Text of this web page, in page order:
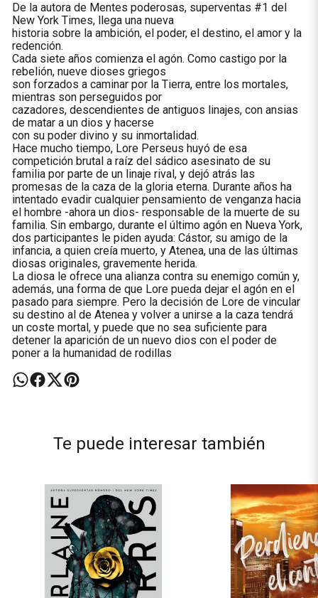
De la autora de Mentes poderosas, superventas #1 del
New York Times, llega una nueva
historia sobre la ambición, el poder, el destino, el amor y la
redención.
Cada siete años comienza el agón. Como castigo por la
rebelión, nueve dioses griegos
son forzados a caminar por la Tierra, entre los mortales,
mientras son perseguidos por
cazadores, descendientes de antiguos linajes, con ansias
de matar a un dios y hacerse
con su poder divino y su inmortalidad.
Hace mucho tiempo, Lore Perseus huyó de esa
competición brutal a raíz del sádico asesinato de su
familia por parte de un linaje rival, y dejó atrás las
promesas de la caza de la gloria eterna. Durante años ha
intentado evadir cualquier pensamiento de venganza hacia
el hombre -ahora un dios- responsable de la muerte de su
familia. Sin embargo, durante el último agón en Nueva York,
dos participantes le piden ayuda: Cástor, su amigo de la
infancia, a quien creía muerto, y Atenea, una de las últimas
diosas originales, gravemente herida.
La diosa le ofrece una alianza contra su enemigo común y,
además, una forma de que Lore pueda dejar el agón en el
pasado para siempre. Pero la decisión de Lore de vincular
su destino al de Atenea y volver a unirse a la caza tendrá
un coste mortal, y puede que no sea suficiente para
detener la aparición de un nuevo dios con el poder de
poner a la humanidad de rodillas
Te puede interesar también